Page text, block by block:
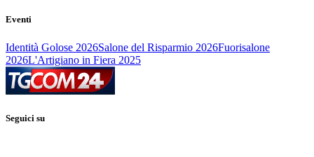
Eventi
Identità Golose 2026Salone del Risparmio 2026Fuorisalone
2026L'Artigiano in Fiera 2025
Seguici su